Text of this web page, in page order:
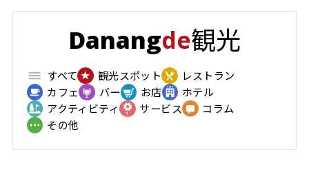
Danangde観光
すべて 観光スポット
レストラン
カフェ
バー お店
ホテル
アクティビティ
サービス
コラム
その他